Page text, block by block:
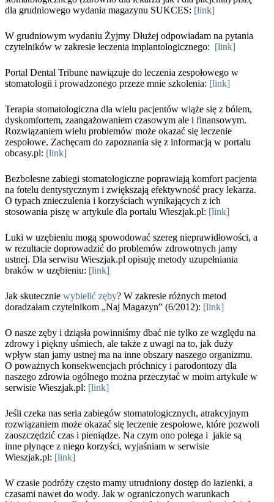
dla grudniowego wydania magazynu SUKCES: [link]
W grudniowym wydaniu Żyjmy Dłużej odpowiadam na pytania
czytelników w zakresie leczenia implantologicznego: [link]
Portal Dental Tribune nawiązuje do leczenia zespołowego w
stomatologii i prowadzonego przeze mnie szkolenia: [link]
Terapia stomatologiczna dla wielu pacjentów wiąże się z bólem,
dyskomfortem, zaangażowaniem czasowym ale i finansowym.
Rozwiązaniem wielu problemów może okazać się leczenie
zespołowe. Zachęcam do zapoznania się z informacją w portalu
obcasy.pl: [link]
Bezbolesne zabiegi stomatologiczne poprawiają komfort pacjenta
na fotelu dentystycznym i zwiększają efektywność pracy lekarza.
O typach znieczulenia i korzyściach wynikających z ich
stosowania piszę w artykule dla portalu Wieszjak.pl: [link]
Luki w uzębieniu mogą spowodować szereg nieprawidłowości, a
w rezultacie doprowadzić do problemów zdrowotnych jamy
ustnej. Dla serwisu Wieszjak.pl opisuję metody uzupełniania
braków w uzębieniu: [link]
Jak skutecznie wybielić zęby? W zakresie różnych metod
doradzałam czytelnikom „Naj Magazyn” (6/2012): [link]
O nasze zęby i dziąsła powinniśmy dbać nie tylko ze względu na
zdrowy i piękny uśmiech, ale także z uwagi na to, jak duży
wpływ stan jamy ustnej ma na inne obszary naszego organizmu.
O poważnych konsekwencjach próchnicy i parodontozy dla
naszego zdrowia ogólnego można przeczytać w moim artykule w
serwisie Wieszjak.pl: [link]
Jeśli czeka nas seria zabiegów stomatologicznych, atrakcyjnym
rozwiązaniem może okazać się leczenie zespołowe, które pozwoli
zaoszczędzić czas i pieniądze. Na czym ono polega i jakie są
inne płynące z niego korzyści, wyjaśniam w serwisie
Wieszjak.pl: [link]
W czasie podróży często mamy utrudniony dostęp do łazienki, a
czasami nawet do wody. Jak w ograniczonych warunkach